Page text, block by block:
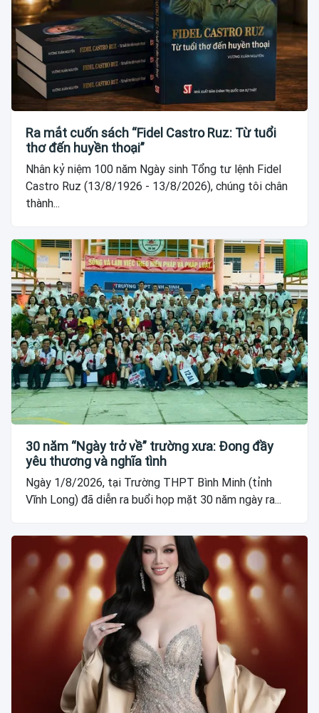
Ra mắt cuốn sách “Fidel Castro Ruz: Từ tuổi
thơ đến huyền thoại”
Nhân kỷ niệm 100 năm Ngày sinh Tổng tư lệnh Fidel
Castro Ruz (13/8/1926 - 13/8/2026), chúng tôi chân
thành...
30 năm “Ngày trở về” trường xưa: Đong đầy
yêu thương và nghĩa tình
Ngày 1/8/2026, tại Trường THPT Bình Minh (tỉnh
Vĩnh Long) đã diễn ra buổi họp mặt 30 năm ngày ra...